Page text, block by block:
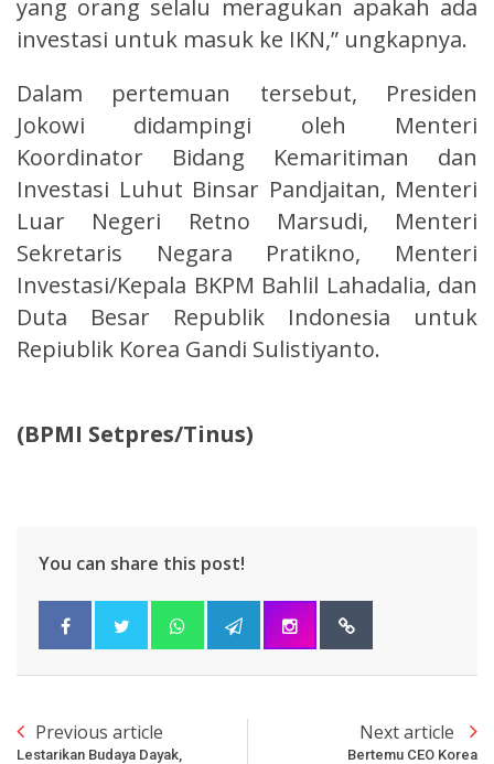
yang orang selalu meragukan apakah ada
investasi untuk masuk ke IKN,” ungkapnya.
Dalam pertemuan tersebut, Presiden
Jokowi didampingi oleh Menteri
Koordinator Bidang Kemaritiman dan
Investasi Luhut Binsar Pandjaitan, Menteri
Luar Negeri Retno Marsudi, Menteri
Sekretaris Negara Pratikno, Menteri
Investasi/Kepala BKPM Bahlil Lahadalia, dan
Duta Besar Republik Indonesia untuk
Repiublik Korea Gandi Sulistiyanto.
(BPMI Setpres/Tinus)
You can share this post!
Previous article
Lestarikan Budaya Dayak,
Next article
Bertemu CEO Korea